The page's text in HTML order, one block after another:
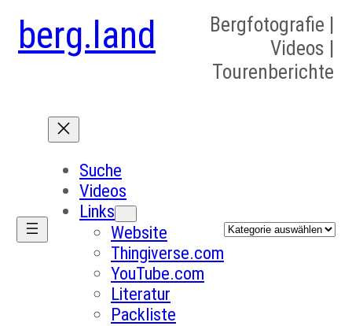
berg.land
Bergfotografie |
Videos |
Tourenberichte
Suche
Videos
Links
Website
Thingiverse.com
YouTube.com
Literatur
Packliste
Kategorien